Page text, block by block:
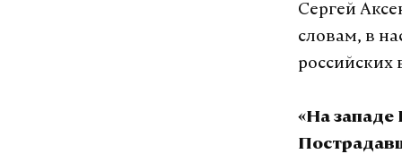
Сергей
словам, в
российских
«На